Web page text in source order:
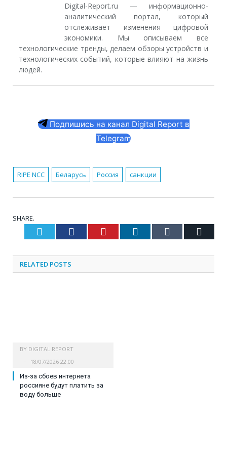
Digital-Report.ru — информационно-
аналитический портал, который
отслеживает изменения цифровой
экономики. Мы описываем все
технологические тренды, делаем обзоры устройств и
технологических событий, которые влияют на жизнь
людей.
Подпишись на канал Digital Report в
Telegram
RIPE NCC Беларусь Россия санкции
SHARE.
Twitter Facebook Pinterest LinkedIn Tumblr
RELATED POSTS
BY DIGITAL REPORT
18/07/2026 22:00
Из-за сбоев интернета
россияне будут платить за
воду больше